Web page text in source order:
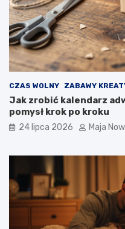
CZAS WOLNY ZABAWY
Jak zrobić kalendarz
pomysł krok po kroku
24 lipca 2026 Maja